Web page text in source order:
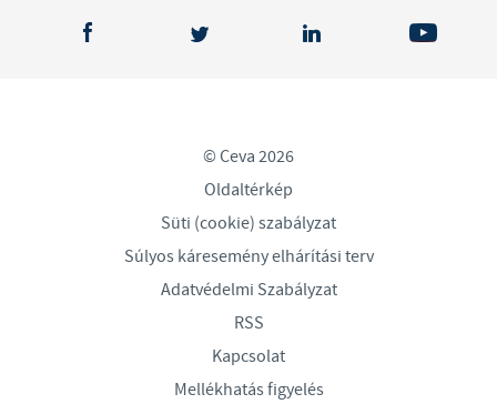
© Ceva 2026
Oldaltérkép
Süti (cookie) szabályzat
Súlyos káresemény elhárítási terv
Adatvédelmi Szabályzat
RSS
Kapcsolat
Mellékhatás figyelés